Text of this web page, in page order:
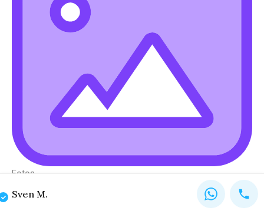
Fotos
Sven M.